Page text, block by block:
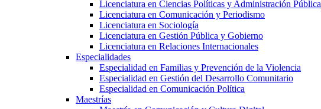
Licenciatura en Ciencias Políticas y Administración Pública
Licenciatura en Comunicación y Periodismo
Licenciatura en Sociología
Licenciatura en Gestión Pública y Gobierno
Licenciatura en Relaciones Internacionales
Especialidades
Especialidad en Familias y Prevención de la Violencia
Especialidad en Gestión del Desarrollo Comunitario
Especialidad en Comunicación Política
Maestrías